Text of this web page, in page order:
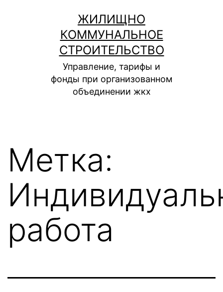
содержимому
ЖИЛИЩНО
КОММУНАЛЬНОЕ
СТРОИТЕЛЬСТВО
Управление, тарифы и
фонды при организованном
объединении жкх
Метка:
работа